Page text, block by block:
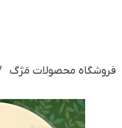
فروشگاه محصولات مَژگ